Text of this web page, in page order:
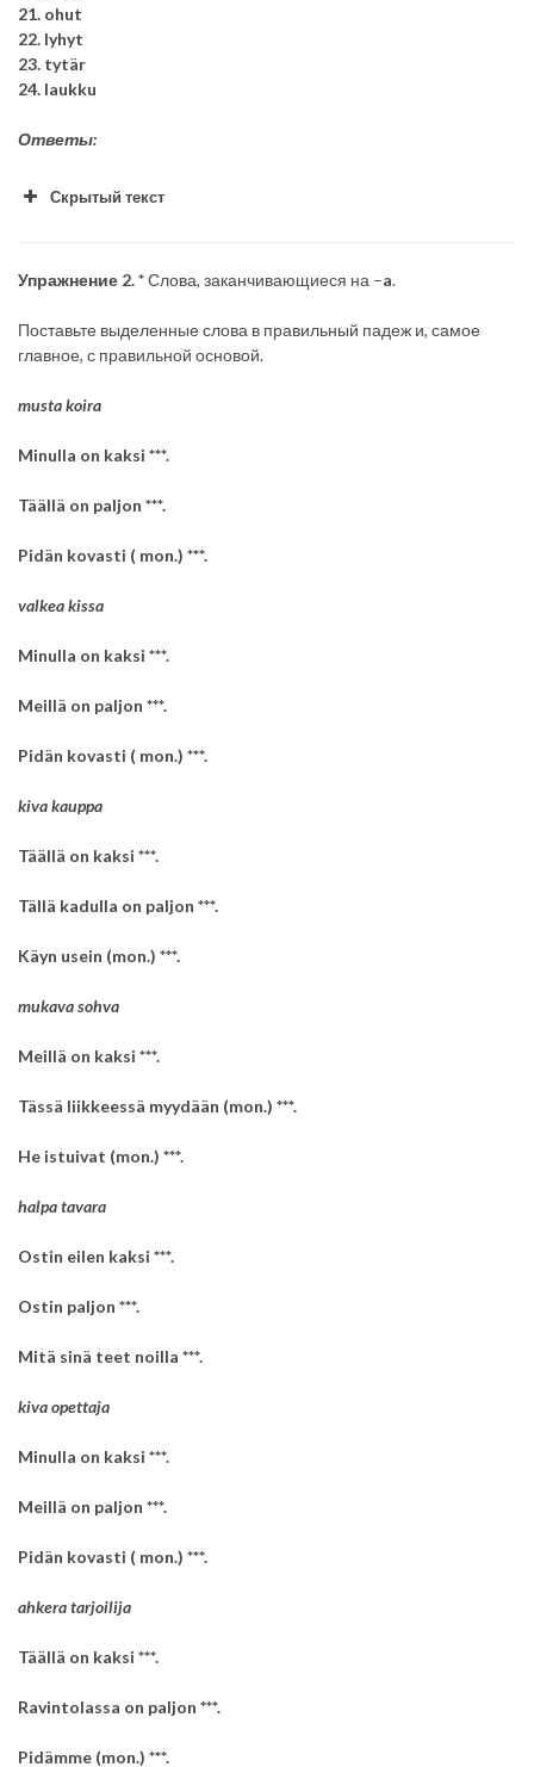
21. ohut
22. lyhyt
23. tytär
24. laukku
Ответы:
Скрытый текст
Упражнение 2. *Слова, заканчивающиеся на –a.
Поставьте выделенные слова в правильный падеж и, самое
главное, с правильной основой.
musta koira
Minulla on kaksi ***.
Täällä on paljon ***.
Pidän kovasti ( mon.) ***.
valkea kissa
Minulla on kaksi ***.
Meillä on paljon ***.
Pidän kovasti ( mon.) ***.
kiva kauppa
Täällä on kaksi ***.
Tällä kadulla on paljon ***.
Käyn usein (mon.) ***.
mukava sohva
Meillä on kaksi ***.
Tässä liikkeessä myydään (mon.) ***.
He istuivat (mon.) ***.
halpa tavara
Ostin eilen kaksi ***.
Ostin paljon ***.
Mitä sinä teet noilla ***.
kiva opettaja
Minulla on kaksi ***.
Meillä on paljon ***.
Pidän kovasti ( mon.) ***.
ahkera tarjoilija
Täällä on kaksi ***.
Ravintolassa on paljon ***.
Pidämme (mon.) ***.